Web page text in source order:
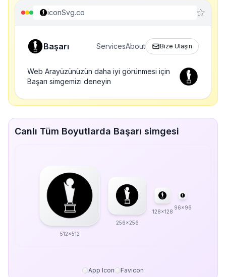
iconSvg.co
Başarı ServicesAbout Bize Ulaşın
Web Arayüzünüzün daha iyi görünmesi için
Başarı simgemizi deneyin
Canlı Tüm Boyutlarda Başarı simgesi
512x512
256x256
128x128
96x96
App Icon Favicon